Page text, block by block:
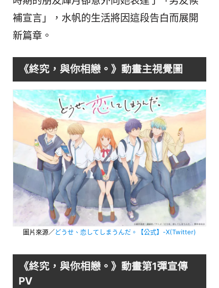
補宣言」，水帆的生活將因這段告白而展開
新篇章。
《終究，與你相戀。》動畫主視覺圖
圖片來源／どうせ、恋してしまうんだ。【公式】-X(Twitter)
《終究，與你相戀。》動畫第1彈宣傳
PV
YOUTUBE